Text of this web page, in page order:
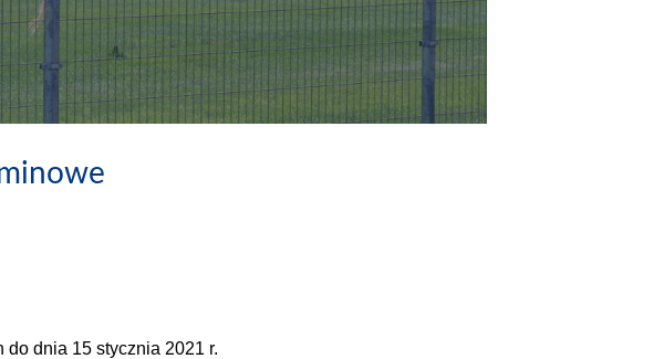
do dnia 15 stycznia 2021 r.